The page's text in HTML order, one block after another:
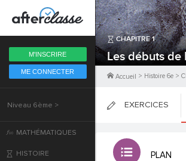
CHAPITRE1
Les débuts de
Accueil > Histoire 6e >
EXERCICES
PLAN
M'INSCRIRE
ME CONNECTER
Niveau 6ème >
MATHÉMATIQUES
HISTOIRE
Fermer
6ème
5ème
3ème